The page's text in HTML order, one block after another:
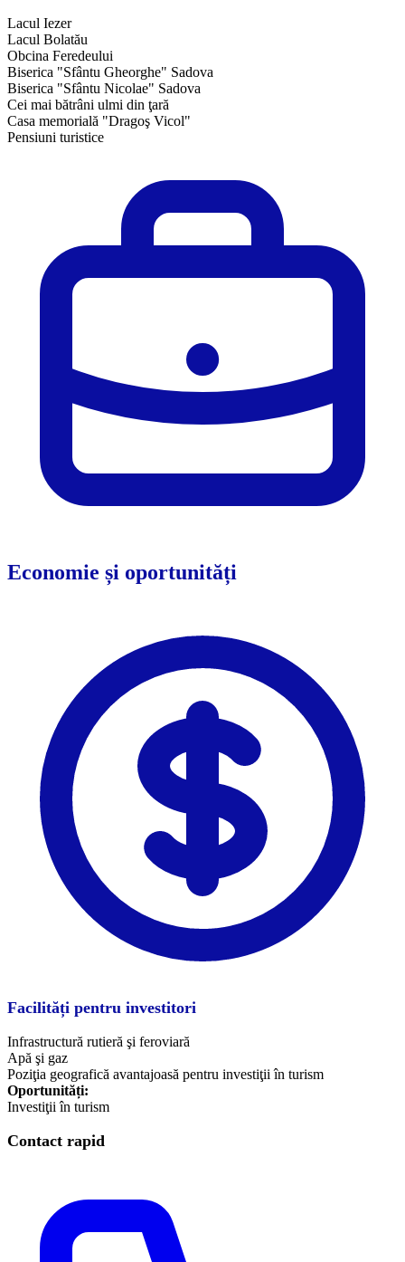
Lacul Iezer
Lacul Bolatău
Obcina Feredeului
Biserica "Sfântu Gheorghe" Sadova
Biserica "Sfântu Nicolae" Sadova
Cei mai bătrâni ulmi din ţară
Casa memorială "Dragoş Vicol"
Pensiuni turistice
Economie și oportunități
Facilități pentru investitori
Infrastructură rutieră şi feroviară
Apă şi gaz
Poziţia geografică avantajoasă pentru investiţii în turism
Oportunități:
​Investiţii în turism
Contact rapid